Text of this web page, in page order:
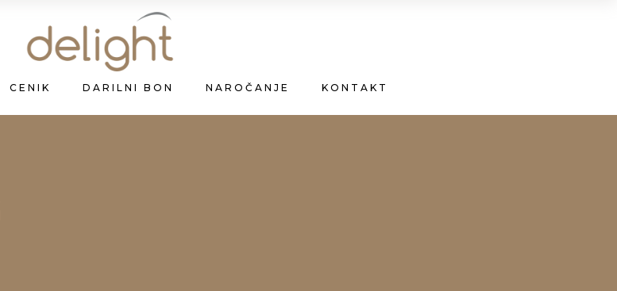
CENIK DARILNI BON NAROČANJE KONTAKT